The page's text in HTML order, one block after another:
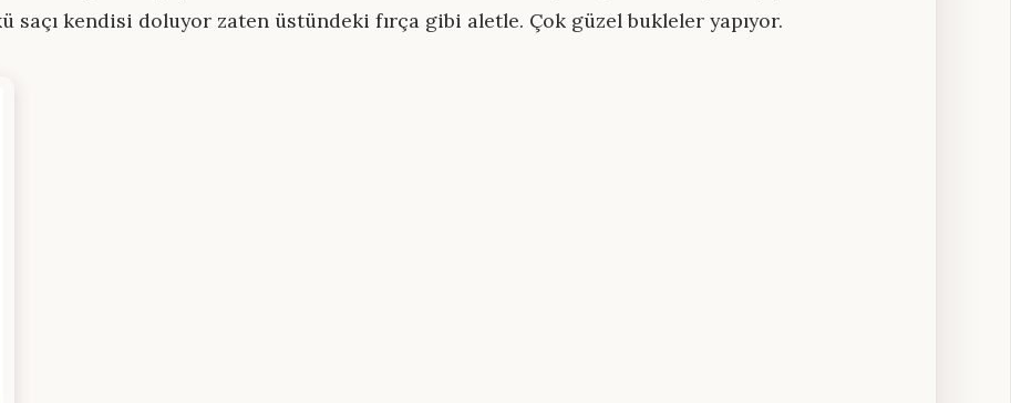
saçı kendisi doluyor zaten üstündeki fırça gibi aletle. Çok güzel bukleler yapıyor.